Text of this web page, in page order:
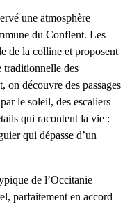
une atmosphère
du Conflent. Les
de la colline et proposent
traditionnelle des
on découvre des passages
le soleil, des escaliers
qui racontent la vie :
qui dépasse d’un
de l’Occitanie
, parfaitement en accord